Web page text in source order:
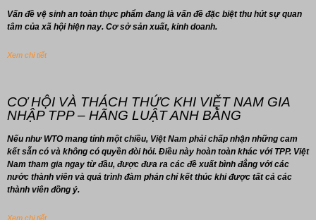
Vấn đề vệ sinh an toàn thực phẩm đang là vấn đề đặc biệt thu hút sự quan
tâm của xã hội hiện nay. Cơ sở sản xuất, kinh doanh.
Xem chi tiết
CƠ HỘI VÀ THÁCH THỨC KHI VIỆT NAM GIA
NHẬP TPP – HÃNG LUẬT ANH BẰNG
Nếu như WTO mang tính một chiều, Việt Nam phải chấp nhận những cam
kết sẵn có và không có quyền đòi hỏi. Điều này hoàn toàn khác với TPP. Việt
Nam tham gia ngay từ đầu, được đưa ra các đề xuất bình đẳng với các
nước thành viên và quá trình đàm phán chỉ kết thúc khi được tất cả các
thành viên đồng ý.
Xem chi tiết